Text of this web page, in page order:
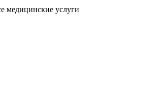
медицинские услуги